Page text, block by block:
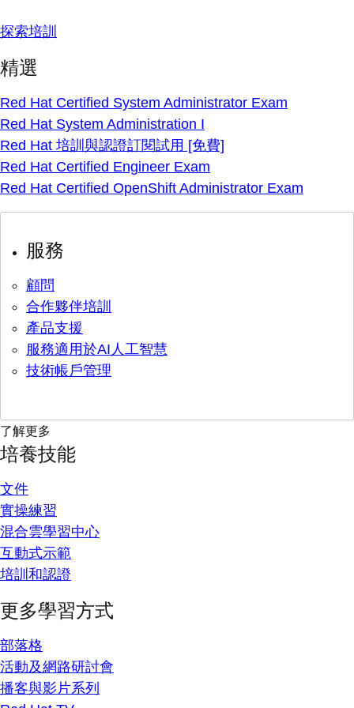
探索培訓
精選
Red Hat Certified System Administrator Exam
Red Hat System Administration I
Red Hat 培訓與認證訂閱試用 [免費]
Red Hat Certified Engineer Exam
Red Hat Certified OpenShift Administrator Exam
服務
顧問
合作夥伴培訓
產品支援
服務適用於AI人工智慧
技術帳戶管理
了解更多
培養技能
文件
實操練習
混合雲學習中心
互動式示範
培訓和認證
更多學習方式
部落格
活動及網路研討會
播客與影片系列